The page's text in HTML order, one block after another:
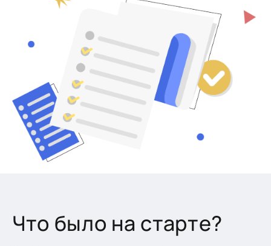
Что было на старте?